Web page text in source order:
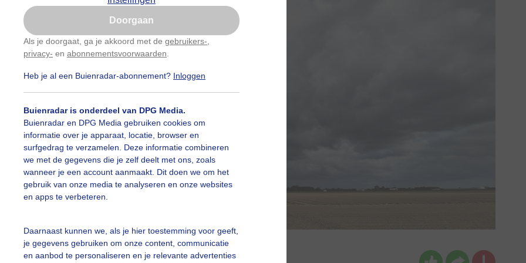
Doorgaan
Als je doorgaat, ga je akkoord met de gebruikers-
privacy- en abonnementsvoorwaarden
Heb je al een Buienradar-abonnement? Inloggen
Buienradar is onderdeel van DPG Media.
Buienradar en DPG Media gebruiken cookies om
informatie over je apparaat, locatie, browser en
surfgedrag te verzamelen. Deze informatie combineren
we met de gegevens die je zelf deelt met ons, zoals
wanneer je een account aanmaakt. Dit doen we om het
gebruik van onze media te analyseren en onze websites
en apps te verbeteren.
Daarnaast kunnen we, als je hier toestemming voor geeft,
je gegevens gebruiken om onze content, communicatie
en aanbod te personaliseren en je relevante advertenties
uur bij Kats, Zeeland
Nu niet, misschien later
Gebruik je Safari en wil je niet elke dag deze pop-up
Klikhierom dit aan te passen